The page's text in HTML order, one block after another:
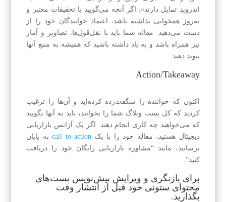
اندروید تمایل دارند». اگر آنچه می‌گویید با تحقیقات معتبر و
به‌روز همخوانی نداشته باشد، اعتماد خوانندگان خود را از
دست می‌دهید. مقاله شما باید با نقل‌قول‌ها، تصاویر و آمار
نیز همراه باشد و به یاد داشته باشید که همیشه به منبع آنها
پیوند دهید.
Action/Takeaway
اکنون که خواننده را شگفت‌زده کرده‌اید و آن‌ها را ترغیب
کردید که کل پست وبلاگ شما را بخوانند، باید به آنها بگویید
که می‌خواهید چه کاری انجام دهند. اگر یک آژانس بازاریابی
دیجیتال هستید، مقاله خود را با یک call to actionبه پایان
برسانید، مانند “مشاوره بازاریابی رایگان خود را دریافت
کنید”.
برای بازنگری و ویرایش پیش‌نویس پست‌های
محتوای ستونی خود قبل از انتشار وقت
بگذارید.